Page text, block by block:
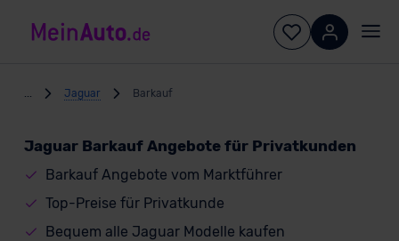
Jaguar Barkauf
Jaguar Barkauf Angebote für Privatkunden
Barkauf Angebote vom Marktführer
Top-Preise für Privatkunde
Bequem alle Jaguar Modelle kaufen